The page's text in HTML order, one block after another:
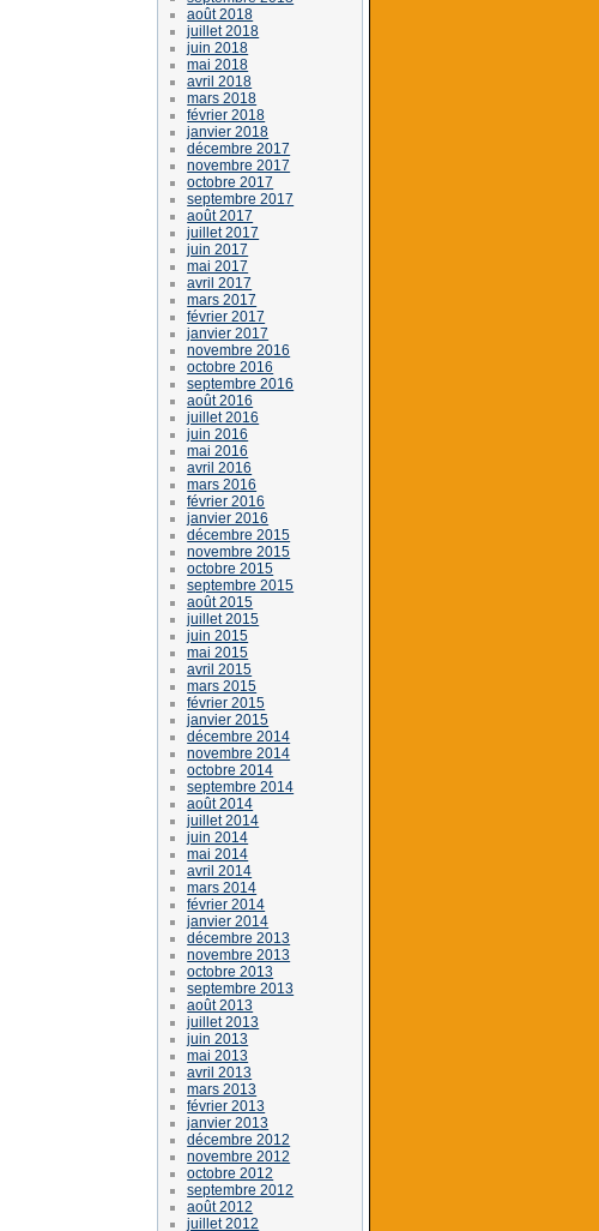
août 2018
juillet 2018
juin 2018
mai 2018
avril 2018
mars 2018
février 2018
janvier 2018
décembre 2017
novembre 2017
octobre 2017
septembre 2017
août 2017
juillet 2017
juin 2017
mai 2017
avril 2017
mars 2017
février 2017
janvier 2017
novembre 2016
octobre 2016
septembre 2016
août 2016
juillet 2016
juin 2016
mai 2016
avril 2016
mars 2016
février 2016
janvier 2016
décembre 2015
novembre 2015
octobre 2015
septembre 2015
août 2015
juillet 2015
juin 2015
mai 2015
avril 2015
mars 2015
février 2015
janvier 2015
décembre 2014
novembre 2014
octobre 2014
septembre 2014
août 2014
juillet 2014
juin 2014
mai 2014
avril 2014
mars 2014
février 2014
janvier 2014
décembre 2013
novembre 2013
octobre 2013
septembre 2013
août 2013
juillet 2013
juin 2013
mai 2013
avril 2013
mars 2013
février 2013
janvier 2013
décembre 2012
novembre 2012
octobre 2012
septembre 2012
août 2012
juillet 2012